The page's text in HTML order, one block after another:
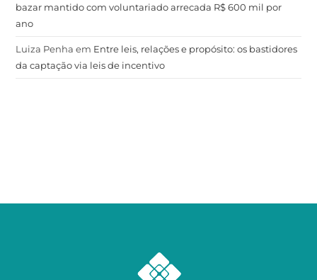
bazar mantido com voluntariado arrecada R$ 600 mil por
ano
Luiza Penha em Entre leis, relações e propósito: os bastidores
da captação via leis de incentivo